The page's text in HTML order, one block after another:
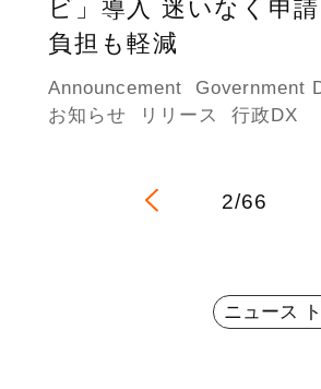
ビ」導入 迷いなく申
負担も軽減
Announcement
Government
お知らせ
リリース 行政DX
2/66
ニュース